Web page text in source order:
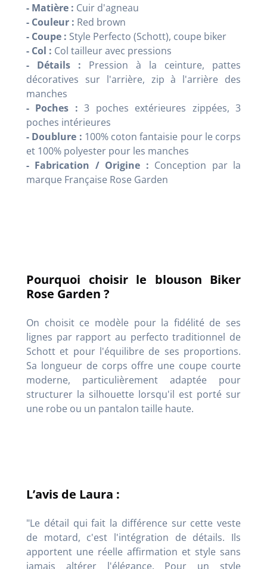
- Matière : Cuir d'agneau
- Couleur : Red brown
- Coupe : Style Perfecto (Schott), coupe biker
- Col : Col tailleur avec pressions
- Détails : Pression à la ceinture, pattes
décoratives sur l'arrière, zip à l'arrière des
manches
- Poches : 3 poches extérieures zippées, 3
poches intérieures
- Doublure : 100% coton fantaisie pour le corps
et 100% polyester pour les manches
- Fabrication / Origine : Conception par la
marque Française Rose Garden
Pourquoi choisir le blouson Biker
Rose Garden ?
On choisit ce modèle pour la fidélité de ses
lignes par rapport au perfecto traditionnel de
Schott et pour l'équilibre de ses proportions.
Sa longueur de corps offre une coupe courte
moderne, particulièrement adaptée pour
structurer la silhouette lorsqu'il est porté sur
une robe ou un pantalon taille haute.
L’avis de Laura :
"Le détail qui fait la différence sur cette veste
de motard, c'est l'intégration de détails. Ils
apportent une réelle affirmation et style sans
jamais altérer l'élégance. Pour un style